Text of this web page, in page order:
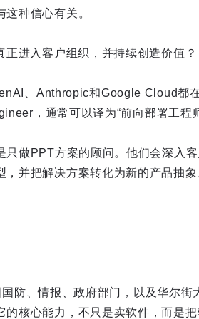
种信心有关。
进入客户组织，并持续创造价值？
、Anthropic和Google Cloud都
，通常可以译为“前向部署工程师
做PPT方案的顾问。他们会深入
并把解决方案转化为新的产品抽象
防、情报、政府部门，以及华尔街
核心能力，不只是卖软件，而是